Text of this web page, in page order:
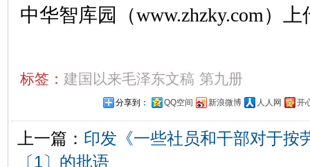
中华智库园（www.zhzky.com）上
标签： 建国以来毛泽东文稿 第九册
分享到： QQ空间 新浪微博 人人网 开
上一篇： 印发《一些社员和干部对于按
〔1〕的批语